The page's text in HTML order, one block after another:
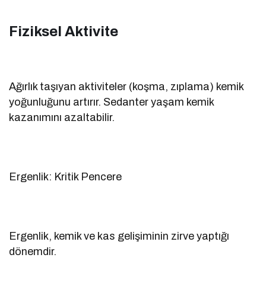
Fiziksel Aktivite
Ağırlık taşıyan aktiviteler (koşma, zıplama) kemik
yoğunluğunu artırır. Sedanter yaşam kemik
kazanımını azaltabilir.
Ergenlik: Kritik Pencere
Ergenlik, kemik ve kas gelişiminin zirve yaptığı
dönemdir.